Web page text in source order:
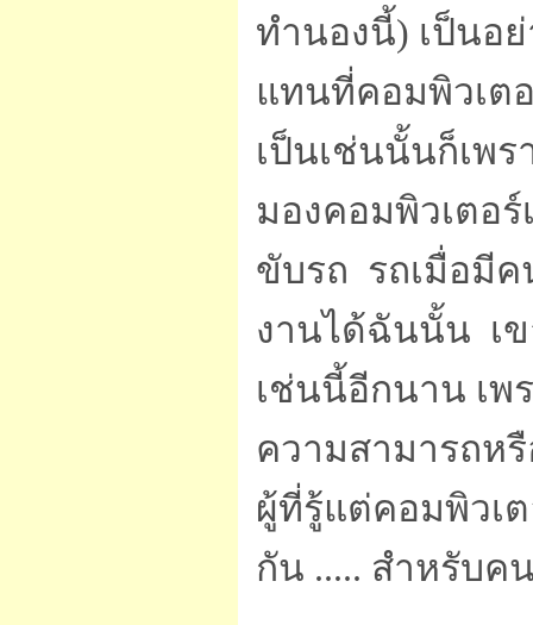
ทำนองนี้) เป็นอ
แทนที่คอมพิวเต
เป็นเช่นนั้นก็เพ
มองคอมพิวเตอ
ขับรถ รถเมื่อมีค
งานได้ฉันนั้น เข
เช่นนี้อีกนาน เพ
ความสามารถห
ผู้ที่รู้แต่คอมพิวเ
กัน ..... สำหรับค